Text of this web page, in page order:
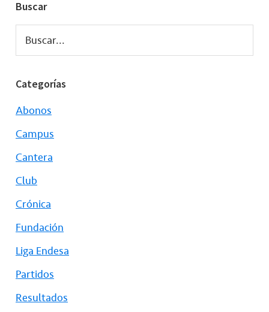
Buscar
Buscar...
Categorías
Abonos
Campus
Cantera
Club
Crónica
Fundación
Liga Endesa
Partidos
Resultados